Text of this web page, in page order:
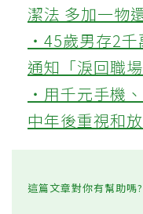
潔法 多加一物
‧45歲男存2千
通知「淚回職
‧用千元手機
中年後重視和
這篇文章對你有幫助嗎?